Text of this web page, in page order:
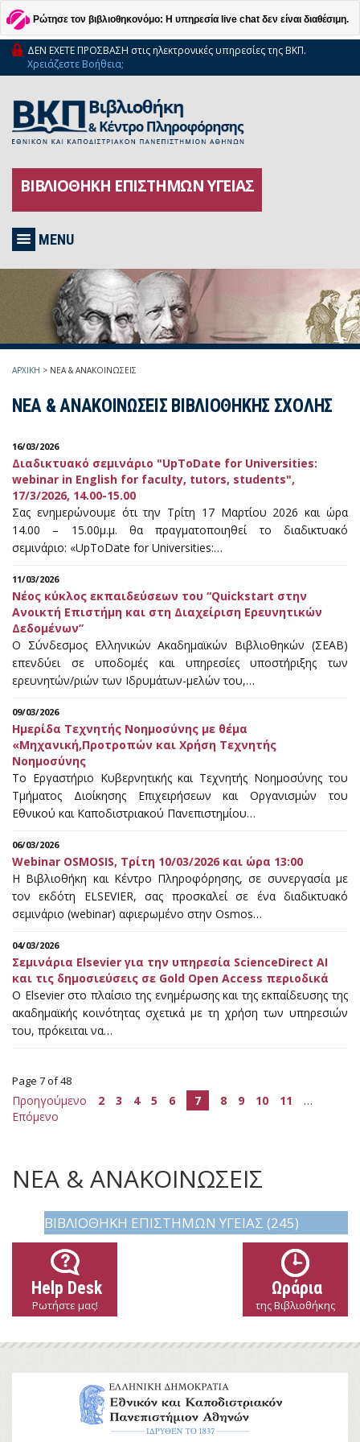
Ρώτησε τον βιβλιοθηκονόμο: Η υπηρεσία live chat δεν είναι διαθέσιμη.
ΔΕΝ ΕΧΕΤΕ ΠΡΟΣΒΑΣΗ στις ηλεκτρονικές υπηρεσίες της ΒΚΠ.
Χρειάζεστε Βοήθεια;
ΒΙΒΛΙΟΘΗΚΗ ΕΠΙΣΤΗΜΩΝ ΥΓΕΙΑΣ
MENU
ΑΡΧΙΚΗ > ΝΕΑ & ΑΝΑΚΟΙΝΩΣΕΙΣ
ΝΕΑ & ΑΝΑΚΟΙΝΩΣΕΙΣ ΒΙΒΛΙΟΘΗΚΗΣ ΣΧΟΛΗΣ
16/03/2026
Διαδικτυακό σεμινάριο "UpToDate for Universities:
webinar in English for faculty, tutors, students",
17/3/2026, 14.00-15.00
Σας ενημερώνουμε ότι την Τρίτη 17 Μαρτίου 2026 και ώρα
14.00 – 15.00μ.μ. θα πραγματοποιηθεί το διαδικτυακό
σεμινάριο: «UpToDate for Universities:…
11/03/2026
Νέος κύκλος εκπαιδεύσεων του “Quickstart στην
Ανοικτή Επιστήμη και στη Διαχείριση Ερευνητικών
Δεδομένων”
Ο Σύνδεσμος Ελληνικών Ακαδημαϊκών Βιβλιοθηκών (ΣΕΑΒ)
επενδύει σε υποδομές και υπηρεσίες υποστήριξης των
ερευνητών/ριών των Ιδρυμάτων-μελών του,…
09/03/2026
Ημερίδα Τεχνητής Νοημοσύνης με θέμα
«Μηχανική,Προτροπών και Χρήση Τεχνητής
Νοημοσύνης
Το Εργαστήριο Κυβερνητικής και Τεχνητής Νοημοσύνης του
Τμήματος Διοίκησης Επιχειρήσεων και Οργανισμών του
Εθνικού και Καποδιστριακού Πανεπιστημίου…
06/03/2026
Webinar OSMOSIS, Τρίτη 10/03/2026 και ώρα 13:00
Η Βιβλιοθήκη και Κέντρο Πληροφόρησης, σε συνεργασία με
τον εκδότη ELSEVIER, σας προσκαλεί σε ένα διαδικτυακό
σεμινάριο (webinar) αφιερωμένο στην Osmos…
04/03/2026
Σεμινάρια Elsevier για την υπηρεσία ScienceDirect AI
και τις δημοσιεύσεις σε Gold Open Access περιοδικά
Ο Elsevier στο πλαίσιο της ενημέρωσης και της εκπαίδευσης της
ακαδημαϊκής κοινότητας σχετικά με τη χρήση των υπηρεσιών
του, πρόκειται να…
Page 7 of 48
Προηγούμενο 2 3 4 5 6 7 8 9 10 11
…
Επόμενο
ΝΕΑ & ΑΝΑΚΟΙΝΩΣΕΙΣ
ΒΙΒΛΙΟΘΉΚΗ ΕΠΙΣΤΗΜΏΝ ΥΓΕΊΑΣ (245)
Help Desk
Ρωτήστε μας!
Ωράρια
της Βιβλιοθήκης